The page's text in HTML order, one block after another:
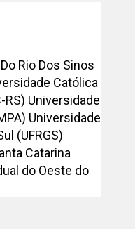
Rio Dos Sinos
Católica
RS) Universidade
Universidade
(UFRGS)
Catarina
do Oeste do